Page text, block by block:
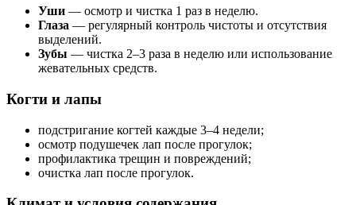
Уши — осмотр и чистка 1 раз в неделю.
Глаза — регулярный контроль чистоты и отсутствия
выделений.
Зубы — чистка 2–3 раза в неделю или использование
жевательных средств.
Когти и лапы
подстригание когтей каждые 3–4 недели;
осмотр подушечек лап после прогулок;
профилактика трещин и повреждений;
очистка лап после прогулок.